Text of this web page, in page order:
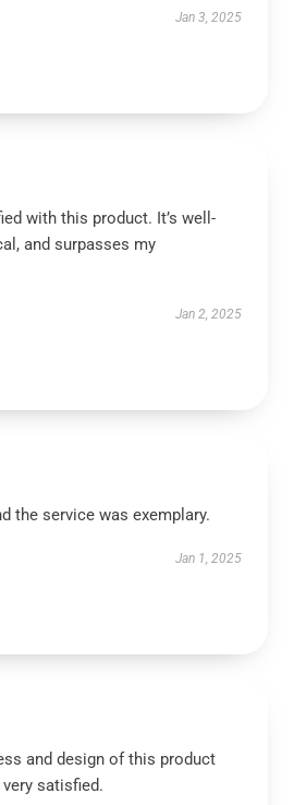
Jan 3, 2025
with this product. It’s well-
and surpasses my
Jan 2, 2025
the service was exemplary.
Jan 1, 2025
and design of this product
very satisfied.